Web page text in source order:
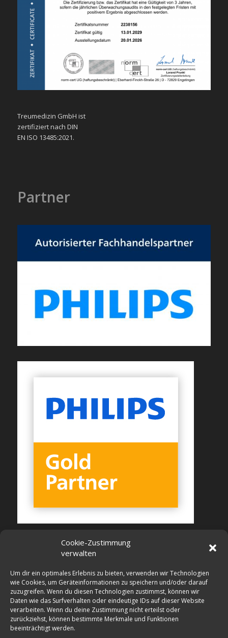
Cookie-Zustimmung
verwalten
Um dir ein optimales Erlebnis zu bieten, verwenden wir Technologien
wie Cookies, um Geräteinformationen zu speichern und/oder darauf
zuzugreifen. Wenn du diesen Technologien zustimmst, können wir
Daten wie das Surfverhalten oder eindeutige IDs auf dieser Website
verarbeiten. Wenn du deine Zustimmung nicht erteilst oder
zurückziehst, können bestimmte Merkmale und Funktionen
beeinträchtigt werden.
Treumedizin GmbH ist
zertifiziert nach DIN
EN ISO 13485:2021.
Partner